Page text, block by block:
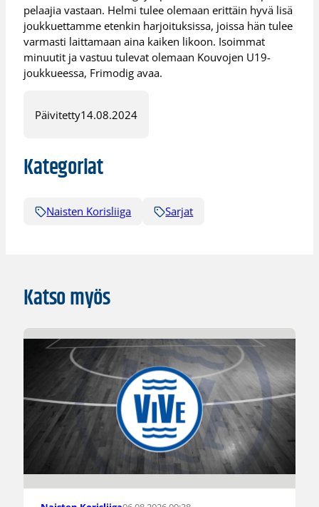
pelaajia vastaan. Helmi tulee olemaan erittäin hyvä lisä
joukkuettamme etenkin harjoituksissa, joissa hän tulee
varmasti laittamaan aina kaiken likoon. Isoimmat
minuutit ja vastuu tulevat olemaan Kouvojen U19-
joukkueessa, Frimodig avaa.
Päivitetty14.08.2024
Kategoriat
Naisten Korisliiga Sarjat
Katso myös